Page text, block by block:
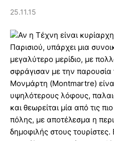
25.11.15
Αν η Τέχνη είναι
Παρισιού, υπάρχει μια
μεγαλύτερο μερίδιο, με
σφράγισαν με την
Μονμάρτη (Montmartre)
υψηλότερους λόφους,
και θεωρείται μία από τις
πόλης, με αποτέλεσμα η
δημοφιλής στους τουρίστες.